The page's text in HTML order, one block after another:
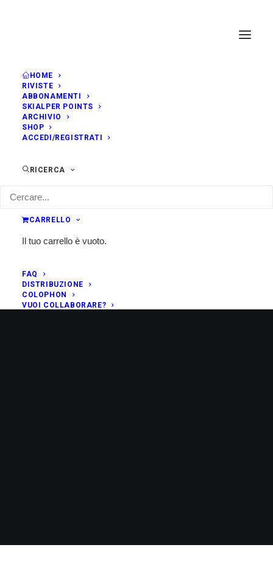
HOME
RIVISTE
ABBONAMENTI
SKIALPER POINTS
ARCHIVIO
SHOP
ACCEDI/REGISTRATI
RICERCA
CARRELLO
Il tuo carrello è vuoto.
FAQ
DISTRIBUZIONE
COLOPHON
VUOI COLLABORARE?